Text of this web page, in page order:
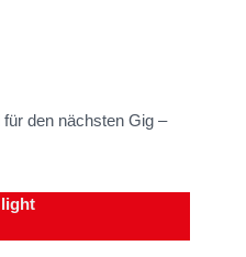
den nächsten Gig –